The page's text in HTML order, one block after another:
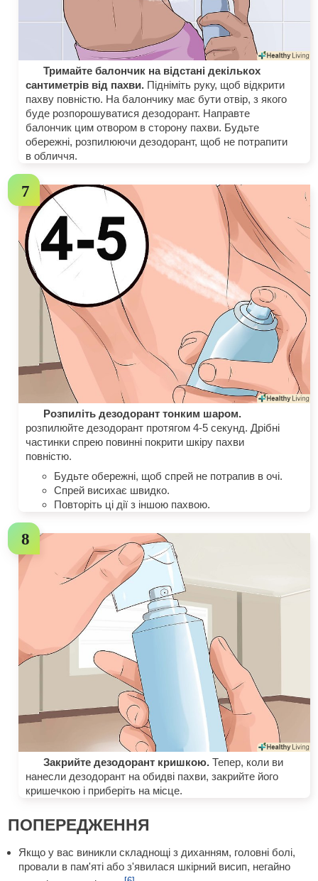
Тримайте балончик на відстані декількох
сантиметрів від пахви. Підніміть руку, щоб відкрити
пахву повністю. На балончику має бути отвір, з якого
буде розпорошуватися дезодорант. Направте
балончик цим отвором в сторону пахви. Будьте
обережні, розпилюючи дезодорант, щоб не потрапити
в обличчя.
Розпиліть дезодорант тонким шаром.
розпилюйте дезодорант протягом 4-5 секунд. Дрібні
частинки спрею повинні покрити шкіру пахви
повністю.
Будьте обережні, щоб спрей не потрапив в очі.
Спрей висихає швидко.
Повторіть ці дії з іншою пахвою.
Закрийте дезодорант кришкою. Тепер, коли ви
нанесли дезодорант на обидві пахви, закрийте його
кришечкою і приберіть на місце.
ПОПЕРЕДЖЕННЯ
Якщо у вас виникли складнощі з диханням, головні болі,
провали в пам'яті або з'явилася шкірний висип, негайно